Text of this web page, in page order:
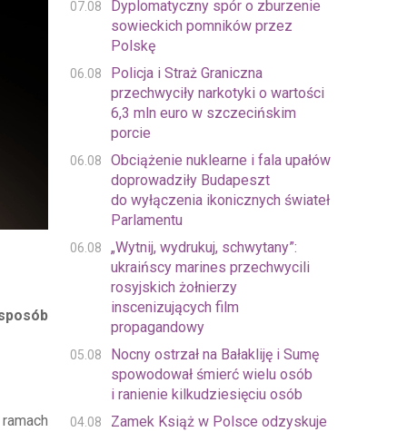
07.08
Dyplomatyczny spór o zburzenie
sowieckich pomników przez
Polskę
06.08
Policja i Straż Graniczna
przechwyciły narkotyki o wartości
6,3 mln euro w szczecińskim
porcie
06.08
Obciążenie nuklearne i fala upałów
doprowadziły Budapeszt
do wyłączenia ikonicznych świateł
Parlamentu
06.08
„Wytnij, wydrukuj, schwytany”:
ukraińscy marines przechwycili
rosyjskich żołnierzy
inscenizujących film
propagandowy
05.08
Nocny ostrzał na Bałakliję i Sumę
spowodował śmierć wielu osób
i ranienie kilkudziesięciu osób
04.08
Zamek Książ w Polsce odzyskuje